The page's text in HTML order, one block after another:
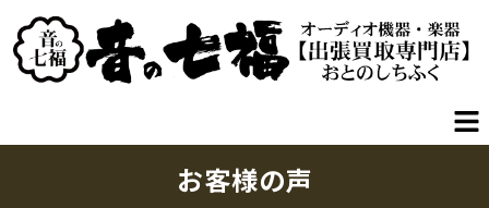
お客様の声